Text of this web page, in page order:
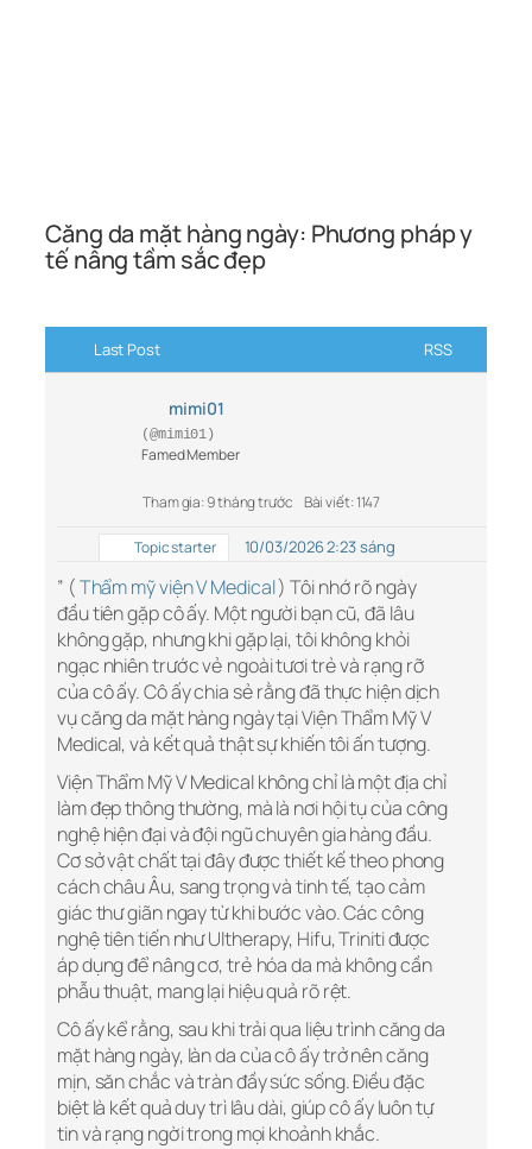
Căng da mặt hàng ngày: Phương pháp y
tế nâng tầm sắc đẹp
Last Post RSS
mimi01
(@mimi01)
Famed Member
Tham gia: 9 tháng trước Bài viết: 1147
Topic starter 10/03/2026 2:23 sáng
” (Thẩm mỹ viện V Medical) Tôi nhớ rõ ngày
đầu tiên gặp cô ấy. Một người bạn cũ, đã lâu
không gặp, nhưng khi gặp lại, tôi không khỏi
ngạc nhiên trước vẻ ngoài tươi trẻ và rạng rỡ
của cô ấy. Cô ấy chia sẻ rằng đã thực hiện dịch
vụ căng da mặt hàng ngày tại Viện Thẩm Mỹ V
Medical, và kết quả thật sự khiến tôi ấn tượng.
Viện Thẩm Mỹ V Medical không chỉ là một địa chỉ
làm đẹp thông thường, mà là nơi hội tụ của công
nghệ hiện đại và đội ngũ chuyên gia hàng đầu.
Cơ sở vật chất tại đây được thiết kế theo phong
cách châu Âu, sang trọng và tinh tế, tạo cảm
giác thư giãn ngay từ khi bước vào. Các công
nghệ tiên tiến như Ultherapy, Hifu, Triniti được
áp dụng để nâng cơ, trẻ hóa da mà không cần
phẫu thuật, mang lại hiệu quả rõ rệt.
Cô ấy kể rằng, sau khi trải qua liệu trình căng da
mặt hàng ngày, làn da của cô ấy trở nên căng
mịn, săn chắc và tràn đầy sức sống. Điều đặc
biệt là kết quả duy trì lâu dài, giúp cô ấy luôn tự
tin và rạng ngời trong mọi khoảnh khắc.